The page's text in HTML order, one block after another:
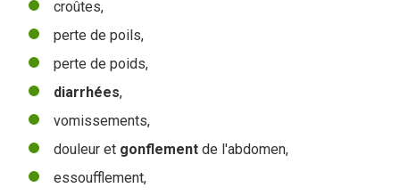
croûtes,
perte de poils,
perte de poids,
diarrhées,
vomissements,
douleur et gonflement de l'abdomen,
essoufflement,